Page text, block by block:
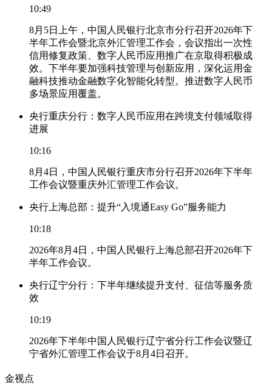
10:49
8月5日上午，中国人民银行北京市分行召开2026年下
半年工作会暨北京外汇管理工作会，会议指出一次性
信用修复政策、数字人民币应用推广在京取得积极成
效。下半年要加强科技管理与创新应用，深化运用金
融科技推动金融数字化智能化转型。推进数字人民币
多场景应用覆盖。
央行重庆分行：数字人民币应用在跨境支付领域取得
进展
10:16
8月4日，中国人民银行重庆市分行召开2026年下半年
工作会议暨重庆外汇管理工作会议。
央行上海总部：提升“入境通Easy Go”服务能力
10:18
2026年8月4日，中国人民银行上海总部召开2026年下
半年工作会议。
央行辽宁分行：下半年继续提升支付、征信等服务质
效
10:19
2026年下半年中国人民银行辽宁省分行工作会议暨辽
宁省外汇管理工作会议于8月4日召开。
金视点